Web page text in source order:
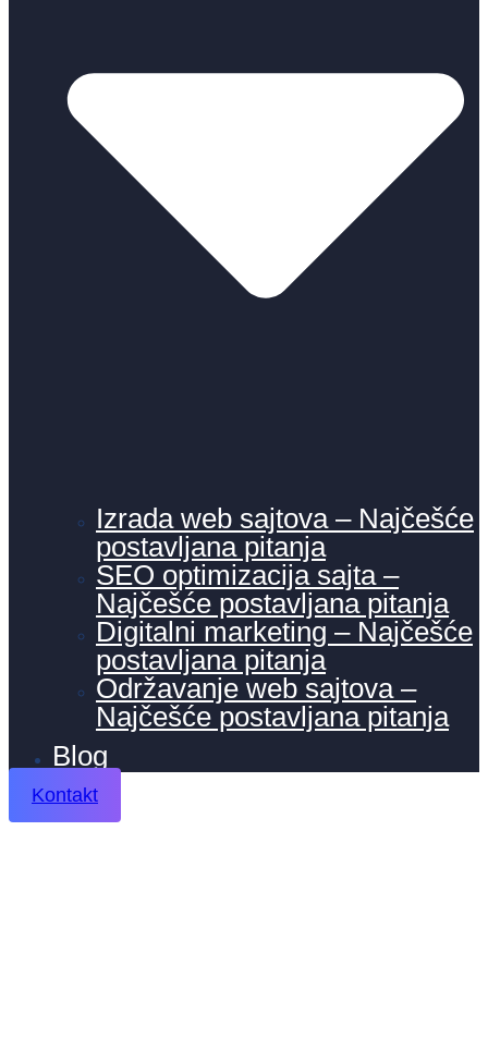
Izrada web sajtova – Najčešće
postavljana pitanja
SEO optimizacija sajta –
Najčešće postavljana pitanja
Digitalni marketing – Najčešće
postavljana pitanja
Održavanje web sajtova –
Najčešće postavljana pitanja
Blog
Kontakt